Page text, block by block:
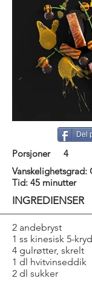
Del
Porsjoner
4
Vanskelighetsgrad:
Tid: 45 minutter
INGREDIENSER
2 andebryst
1 ss kinesisk 5-
4 gulrøtter, skrelt
1 dl hvitvinseddik
2 dl sukker